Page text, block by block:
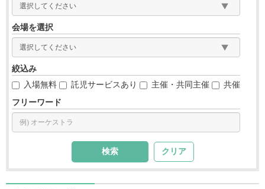
会場を選択
絞込み
入場無料
託児サービスあり 主催・共同主催 共催
フリーワード
クリア